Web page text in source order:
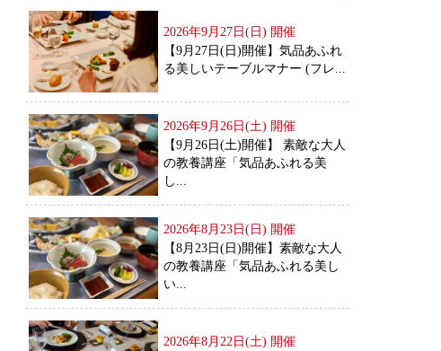
2026年9月27日(日) 開催
【9月27日(日)開催】気品あふれ
る美しいテーブルマナー (フレ...
2026年9月26日(土) 開催
【9月26日(土)開催】 素敵な大人
の教養講座「気品あふれる美
し...
2026年8月23日(日) 開催
【8月23日(日)開催】素敵な大人
の教養講座「気品あふれる美し
い...
2026年8月22日(土) 開催